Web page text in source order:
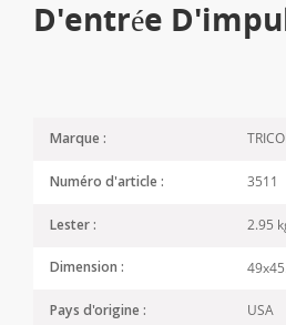
D'entrée
Marque :
Numéro d'article : 3511
Lester : 2.95
Dimension :
Pays d'origine : USA